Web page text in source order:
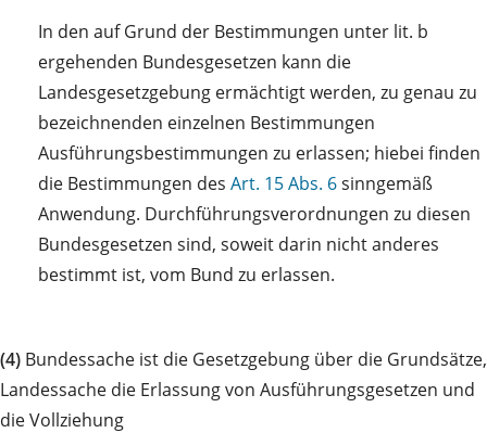
In den auf Grund der Bestimmungen unter lit. b
ergehenden Bundesgesetzen kann die
Landesgesetzgebung ermächtigt werden, zu genau zu
bezeichnenden einzelnen Bestimmungen
Ausführungsbestimmungen zu erlassen; hiebei finden
die Bestimmungen des Art. 15 Abs. 6sinngemäß
Anwendung. Durchführungsverordnungen zu diesen
Bundesgesetzen sind, soweit darin nicht anderes
bestimmt ist, vom Bund zu erlassen.
(4) Bundessache ist die Gesetzgebung über die Grundsätze,
Landessache die Erlassung von Ausführungsgesetzen und
die Vollziehung